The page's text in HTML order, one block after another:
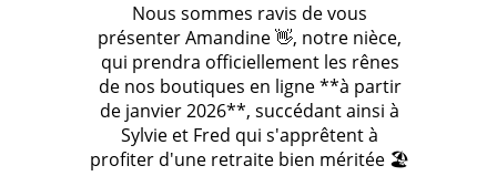
Nous sommes ravis de vous
présenter Amandine 👋, notre nièce,
qui prendra officiellement les rênes
de nos boutiques en ligne **à partir
de janvier 2026**, succédant ainsi à
Sylvie et Fred qui s'apprêtent à
profiter d'une retraite bien méritée 🏖️